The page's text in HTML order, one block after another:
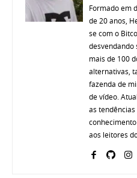
Formado em
de 20 anos,
se com o
desvendando
mais de 100
alternativas,
fazenda de
de vídeo.
as
aos leitores